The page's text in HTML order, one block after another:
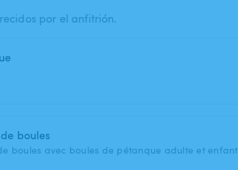
por el anfitrión.
boules
boules avec boules de pétanque adulte et enfant